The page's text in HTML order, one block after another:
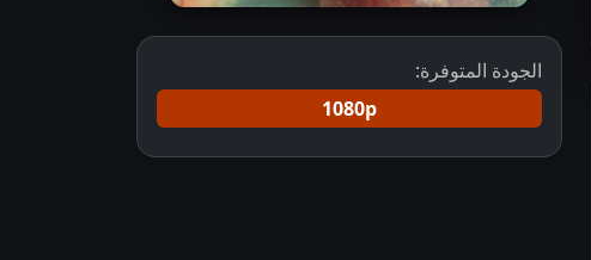
الجودة المتوفرة:
1080p